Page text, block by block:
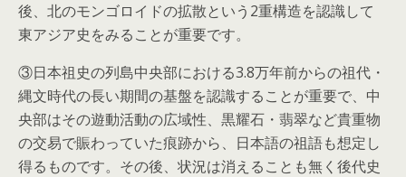
後、北のモンゴロイドの拡散という2重構造を認識して
東アジア史をみることが重要です。
③日本祖史の列島中央部における3.8万年前からの祖代・
縄文時代の長い期間の基盤を認識することが重要で、中
央部はその遊動活動の広域性、黒耀石・翡翠など貴重物
の交易で賑わっていた痕跡から、日本語の祖語も想定し
得るものです。その後、状況は消えることも無く後代史